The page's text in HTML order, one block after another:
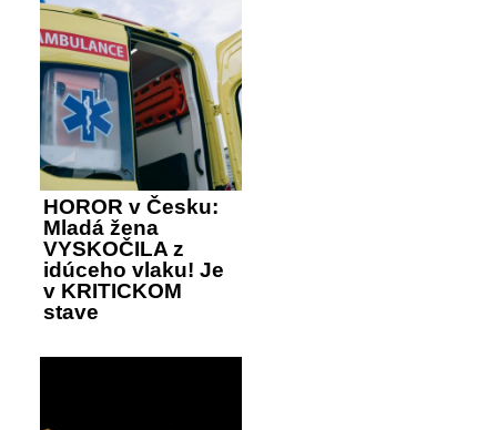
HOROR v Česku:
Mladá žena
VYSKOČILA z
idúceho vlaku! Je
v KRITICKOM
stave